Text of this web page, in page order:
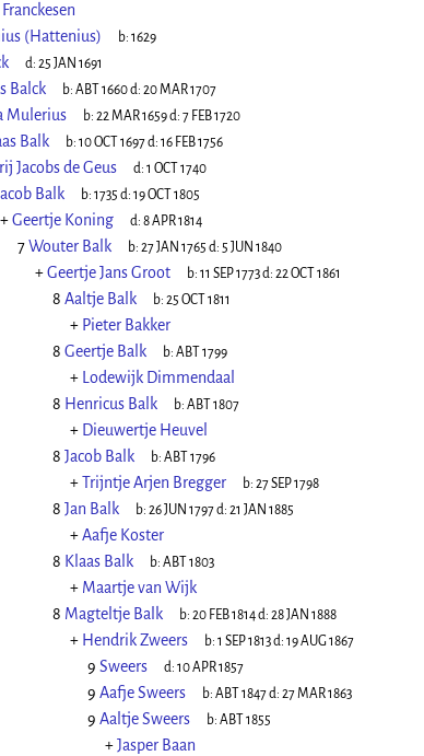
(Hattenius) b: 1629
d: 25 JAN 1691
Balck b: ABT 1660d: 20 MAR 1707
Mulerius b: 22 MAR 1659d: 7 FEB 1720
Balk b: 10 OCT 1697d: 16 FEB 1756
Jacobs de Geus d: 1 OCT 1740
Balk b: 1735 d: 19 OCT 1805
+Geertje Koning d: 8 APR 1814
7Wouter Balk b: 27 JAN 1765 d: 5 JUN 1840
+Geertje Jans Groot b: 11 SEP 1773d: 22 OCT 1861
8 Aaltje Balk b: 25 OCT 1811
+ Pieter Bakker
8 Geertje Balk b: ABT 1799
+
Lodewijk Dimmendaal
8 Henricus Balk b: ABT 1807
+ Dieuwertje Heuvel
8 Jacob Balk b: ABT 1796
+Trijntje Arjen Bregger b: 27 SEP 1798
8 Jan Balk b: 26 JUN 1797d: 21 JAN 1885
+Aafje Koster
8 Klaas Balk b: ABT 1803
+ Maartje van Wijk
8 Magteltje Balk b: 20 FEB 1814d: 28 JAN 1888
+ Hendrik Zweers b: 1 SEP 1813d: 19 AUG 1867
9 Sweers d: 10 APR 1857
9 Aafje Sweers b: ABT 1847d: 27 MAR 1863
9 Aaltje Sweers b: ABT 1855
+Jasper Baan